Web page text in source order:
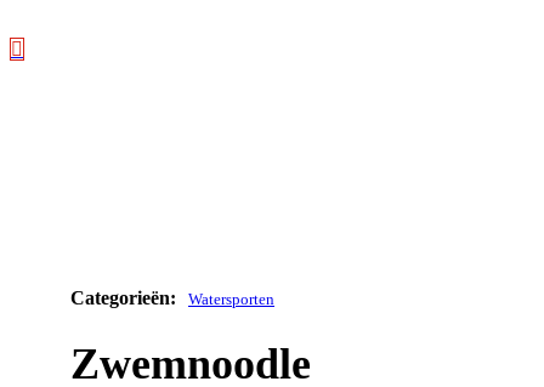
Watersporten
Zwemnoodle